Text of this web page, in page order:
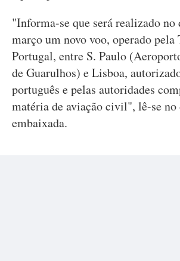
"Informa-se que será realizado no
março um novo voo, operado
Portugal, entre S. Paulo
de Guarulhos) e Lisboa,
português e pelas autoridades
matéria de aviação civil", lê-se no
embaixada.